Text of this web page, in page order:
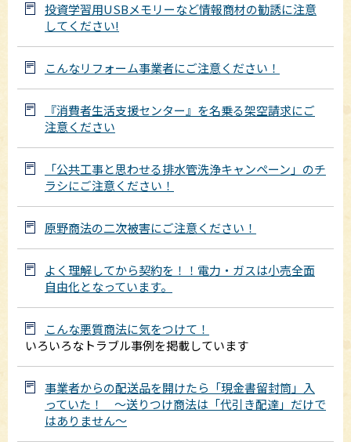
投資学習用USBメモリーなど情報商材の勧誘に注意
してください!
こんなリフォーム事業者にご注意ください！
『消費者生活支援センター』を名乗る架空請求にご
注意ください
「公共工事と思わせる排水管洗浄キャンペーン」のチ
ラシにご注意ください！
原野商法の二次被害にご注意ください！
よく理解してから契約を！！電力・ガスは小売全面
自由化となっています。
こんな悪質商法に気をつけて！
いろいろなトラブル事例を掲載しています
事業者からの配送品を開けたら「現金書留封筒」入
っていた！ ～送りつけ商法は「代引き配達」だけで
はありません～